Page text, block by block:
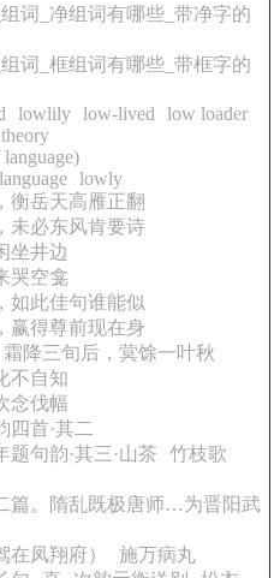
词_净组词有哪些_带净字的
词_框组词有哪些_带框字的
lowlily low-lived
low loader
lowly
衡岳天高雁正翻
未必东风肯要诗
坐井边
哭空龛
如此佳句谁能似
赢得尊前现在身
霜降三旬后，蓂馀一叶秋
不自知
念伐幅
四首·其二
题句韵·其三·山茶
竹枝歌
篇。隋乱既极唐师…为晋阳武
凤翔府）
施万病丸